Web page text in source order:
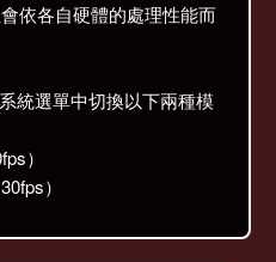
依各自硬體的處理性能而
統選單中切換以下兩種模
）
）